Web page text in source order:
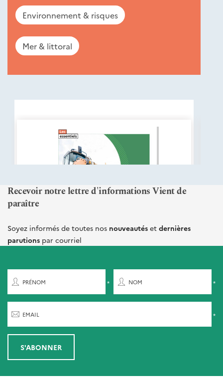
Environnement & risques
Mer & littoral
Nouveautés
Recevoir notre lettre d'informations Vient de
paraître
Soyez informés de toutes nos nouveautés et dernières
parutions par courriel
PRÉNOM NOM
EMAIL
S'ABONNER